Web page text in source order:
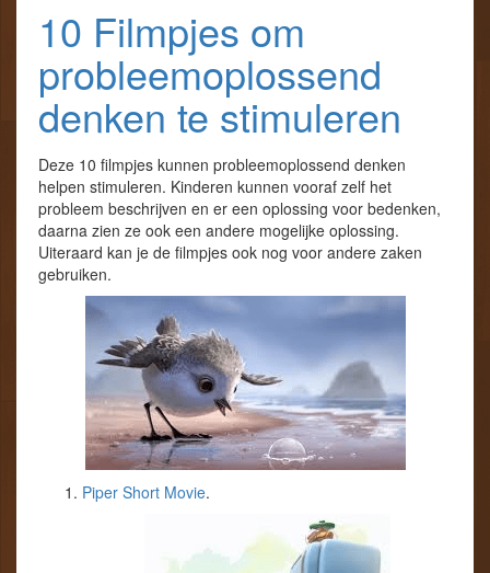
10 Filmpjes om
probleemoplossend
denken te stimuleren
Deze 10 filmpjes kunnen probleemoplossend denken
helpen stimuleren. Kinderen kunnen vooraf zelf het
probleem beschrijven en er een oplossing voor bedenken,
daarna zien ze ook een andere mogelijke oplossing.
Uiteraard kan je de filmpjes ook nog voor andere zaken
gebruiken.
Piper Short Movie.